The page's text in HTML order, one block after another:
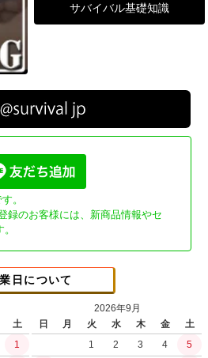
サバイバル基礎知識
。
録のお客様には、新商品情報やセ
日について
土
1
2026年9月
日
月 火 水 木 金
土
1
2 3 4
5